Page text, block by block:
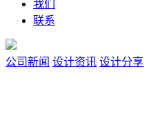
我们
联系
公司新闻 设计资讯 设计分享